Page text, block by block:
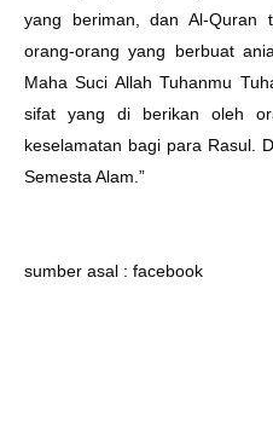
yang beriman, dan Al-Quran
orang-orang yang berbuat
Maha Suci Allah Tuhanmu
sifat yang di berikan oleh
keselamatan bagi para Rasul.
Semesta Alam.”
sumber asal : facebook